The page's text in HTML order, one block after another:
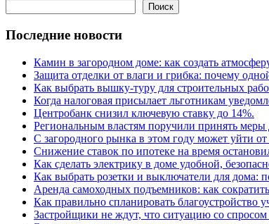
Поиск
Последние новости
Камин в загородном доме: как создать
Защита отделки от влаги и грибка: почему
Как выбрать вышку-туру для строительных
Когда налоговая присылает льготникам
Центробанк снизил ключевую ставку до 14%.
Региональным властям поручили принять меры
С загородного рынка в этом году может уйти
Снижение ставок по ипотеке на время
Как сделать электрику в доме удобной,
Как выбрать розетки и выключатели для
Аренда самоходных подъемников: как
Как правильно спланировать благоустройство
Застройщики не ждут, что ситуацию со